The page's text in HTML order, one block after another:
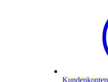
Kundenkonten